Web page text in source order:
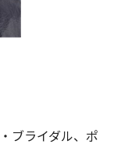
ブライダル、ポ